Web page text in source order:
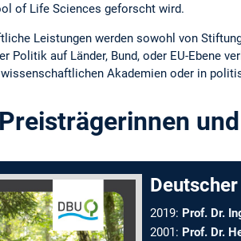
of Life Sciences geforscht wird.
Leistungen werden sowohl von
Politik auf Länder, Bund, oder EU-Ebene
Akademien oder in
2019: Prof. Dr.
2001: Prof. Dr.